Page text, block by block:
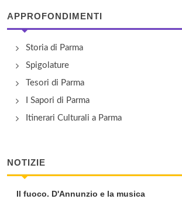
APPROFONDIMENTI
Storia di Parma
Spigolature
Tesori di Parma
I Sapori di Parma
Itinerari Culturali a Parma
NOTIZIE
Il fuoco. D'Annunzio e la musica